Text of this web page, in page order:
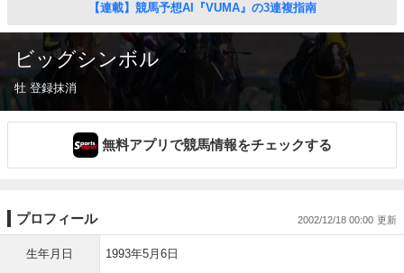
【連載】競馬予想AI『VUMA』の3連複指南
ビッグシンボル
牡 登録抹消
無料アプリで競馬情報をチェックする
プロフィール 2002/12/18 00:00
生年月日 1993年5月6日